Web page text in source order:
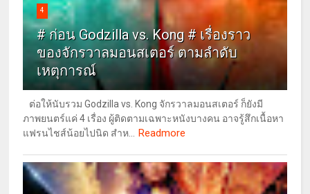
4
# ก่อน Godzilla vs. Kong # เรื่องราว
ของจักรวาลมอนสเตอร์ ตามลำดับ
เหตุการณ์
ต่อให้นับรวม Godzilla vs. Kong จักรวาลมอนสเตอร์ ก็ยังมี
ภาพยนตร์แค่ 4 เรื่อง ผู้ติดตามเฉพาะหนังบางคน อาจรู้สึกเนื้อหา
แฟรนไชส์น้อยไปนิด สำห...
Readmore